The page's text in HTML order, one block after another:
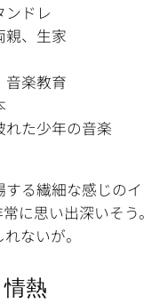
ンドレ
親、生家
音楽教育
れた少年の音楽
る繊細な感じの
に思い出深いそ
ないが。
熱